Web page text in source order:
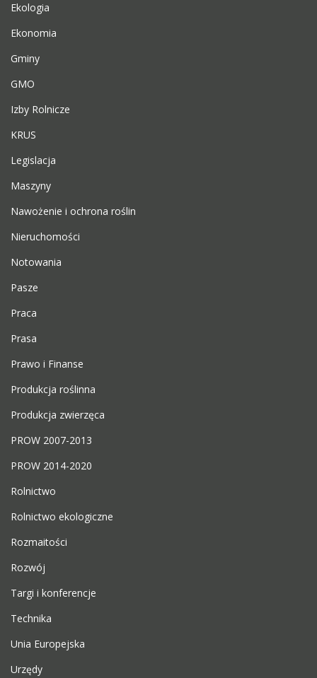
Ekologia
Ekonomia
Gminy
GMO
Izby Rolnicze
KRUS
Legislacja
Maszyny
Nawożenie i ochrona roślin
Nieruchomości
Notowania
Pasze
Praca
Prasa
Prawo i Finanse
Produkcja roślinna
Produkcja zwierzęca
PROW 2007-2013
PROW 2014-2020
Rolnictwo
Rolnictwo ekologiczne
Rozmaitości
Rozwój
Targi i konferencje
Technika
Unia Europejska
Urzędy